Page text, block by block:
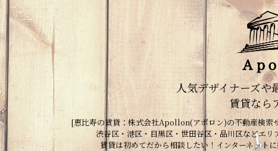
人気デザイナーズや
賃貸なら
[恵比寿の賃貸：株式会社Apollon(アポロン)の不動産検索
渋谷区・港区・目黒区・世田谷区・品川区などエ
賃貸は初めてだから相談したい！インターネット